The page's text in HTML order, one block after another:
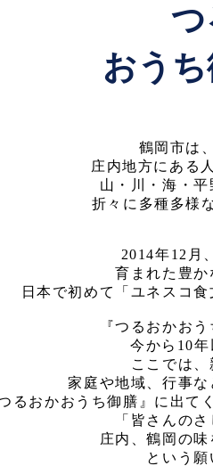
おう
鶴岡市は
庄内地方にある
山・川・海・
折々に多種多様
2014年12月
育まれた豊か
日本で初めて「ユネスコ
『つるおかお
今から10年
ここでは、
家庭や地域、行事な
つるおかおうち御膳』に出て
「皆さんの
庄内、鶴岡の味
という願